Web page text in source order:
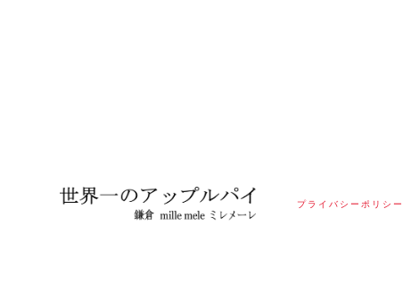
プライバシーポリシー